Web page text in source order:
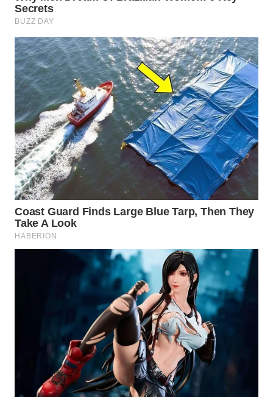
CO ID
WAHANANEWS
NET
WAHANA
SPORT
WAHANA
UMKM
WAHANA
SELEB
WAHANA
PERSONA
WISATA